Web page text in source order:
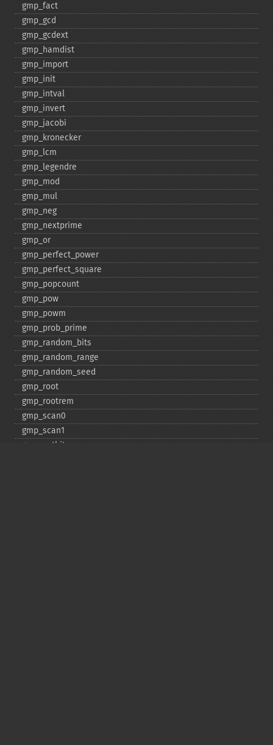
gmp_​fact
gmp_​gcd
gmp_​gcdext
gmp_​hamdist
gmp_​import
gmp_​init
gmp_​intval
gmp_​invert
gmp_​jacobi
gmp_​kronecker
gmp_​lcm
gmp_​legendre
gmp_​mod
gmp_​mul
gmp_​neg
gmp_​nextprime
gmp_​or
gmp_​perfect_​power
gmp_​perfect_​square
gmp_​popcount
gmp_​pow
gmp_​powm
gmp_​prob_​prime
gmp_​random_​bits
gmp_​random_​range
gmp_​random_​seed
gmp_​root
gmp_​rootrem
gmp_​scan0
gmp_​scan1
gmp_​setbit